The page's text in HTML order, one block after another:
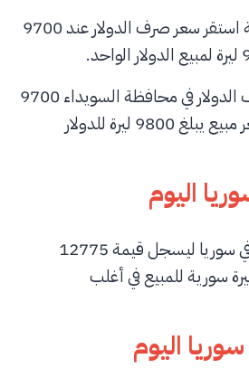
أما في محافظة الحسكة استقر سعر صرف الدولار عند 9700
في حين سجل سعر صرف الدولار في محافظة السويداء 9700
ليرة سورية للشراء، وسعر مبيع يبلغ 9800 ليرة للدولار
اليوم
ارتفع سعر صرف اليورو في سوريا ليسجل قيمة 12775
وسعر 12903 ليرة سورية للمبيع في أغلب
اليوم